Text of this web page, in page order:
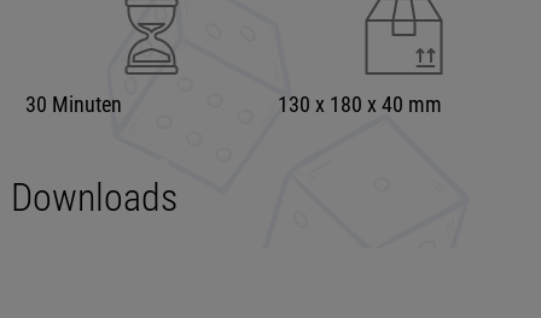
30 Minuten 130 x 180 x 40 mm
Downloads